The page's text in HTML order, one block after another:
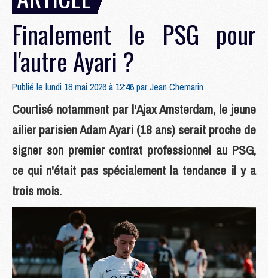
Finalement le PSG pour
l'autre Ayari ?
Publié le lundi 18 mai 2026 à 12:46 parJean Chemarin
Courtisé notamment par l'Ajax Amsterdam, le jeune
ailier parisien Adam Ayari (18 ans) serait proche de
signer son premier contrat professionnel au PSG,
ce qui n'était pas spécialement la tendance il y a
trois mois.